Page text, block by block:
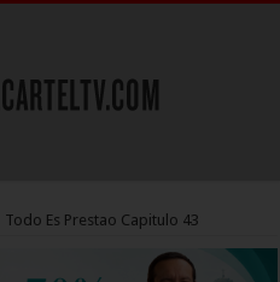
Todo Es Prestao Capitulo 43